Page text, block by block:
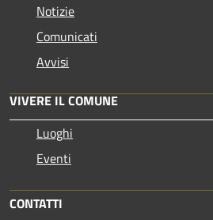
Notizie
Comunicati
Avvisi
VIVERE IL COMUNE
Luoghi
Eventi
CONTATTI